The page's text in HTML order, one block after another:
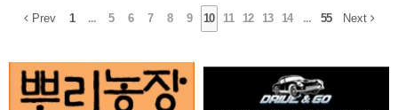
Prev 1 ... 5 6 7 8 9 10 11 12 13 14 ... 55 Next